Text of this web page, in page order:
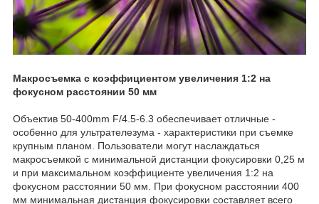
Макросъемка с коэффициентом увеличения 1:2 на
фокусном расстоянии 50 мм
Объектив 50-400mm F/4.5-6.3 обеспечивает отличные -
особенно для ультрателезума - характеристики при съемке
крупным планом. Пользователи могут наслаждаться
макросъемкой с минимальной дистанции фокусировки 0,25 м
и при максимальном коэффициенте увеличения 1:2 на
фокусном расстоянии 50 мм. При фокусном расстоянии 400
мм минимальная дистанция фокусировки составляет всего